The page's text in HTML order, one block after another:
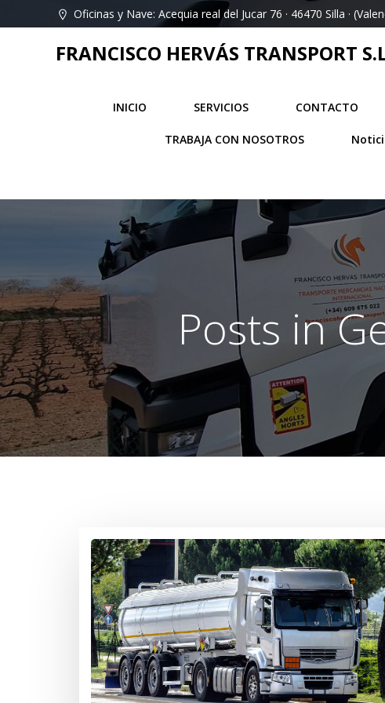
al
contenido
Oficinas y Nave: Acequia real del Jucar 76 · 46470 Silla ·
FRANCISCO HERVÁS TRANSPORT
INICIO SERVICIOS CONTACTO
TRABAJA CON NOSOTROS
Posts in